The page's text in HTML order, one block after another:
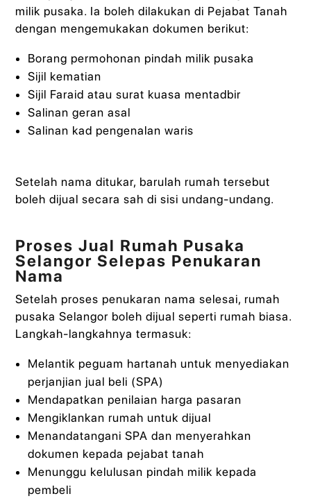
milik pusaka. Ia boleh dilakukan di Pejabat Tanah
dengan mengemukakan dokumen berikut:
Borang permohonan pindah milik pusaka
Sijil kematian
Sijil Faraid atau surat kuasa mentadbir
Salinan geran asal
Salinan kad pengenalan waris
Setelah nama ditukar, barulah rumah tersebut
boleh dijual secara sah di sisi undang-undang.
Proses Jual Rumah Pusaka
Selangor Selepas Penukaran
Nama
Setelah proses penukaran nama selesai, rumah
pusaka Selangor boleh dijual seperti rumah biasa.
Langkah-langkahnya termasuk:
Melantik peguam hartanah untuk menyediakan
perjanjian jual beli (SPA)
Mendapatkan penilaian harga pasaran
Mengiklankan rumah untuk dijual
Menandatangani SPA dan menyerahkan
dokumen kepada pejabat tanah
Menunggu kelulusan pindah milik kepada
pembeli